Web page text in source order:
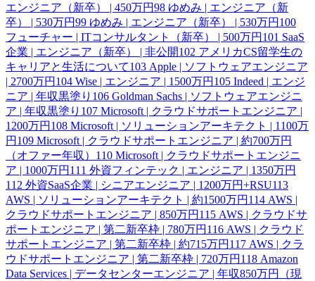
エンジニア（新卒） | 450万円98 ゆめみ | エンジニア（新
卒） | 530万円99 ゆめみ | エンジニア（新卒） | 530万円 100
フューチャー | ITコンサルタント（新卒） | 500万円 101 SaaS
企業 | エンジニア（新卒） | 非公開102 アメリカCS留学生の
キャリアと生活について103 Apple | ソフトウェアエンジニア
| 2700万円 104 Wise | エンジニア | 1500万円 105 Indeed | エンジ
ニア | 年収黒塗り 106 Goldman Sachs | ソフトウェアエンジニ
ア | 年収黒塗り 107 Microsoft | クラウドサポートエンジニア |
1200万円 108 Microsoft | ソリューションアーキテクト | 1100万
円 109 Microsoft | クラウドサポートエンジニア | 約700万円
（オファー年収） 110 Microsoft | クラウドサポートエンジニ
ア | 1000万円 111 外資フィンテック | エンジニア | 1350万円
112 外資SaaS企業 | シニアエンジニア | 1200万円+RSU113
AWS | ソリューションアーキテクト | 約1500万円 114 AWS |
クラウドサポートエンジニア | 850万円 115 AWS | クラウドサ
ポートエンジニア | 第二新卒枠 | 780万円 116 AWS | クラウド
サポートエンジニア | 第二新卒枠 | 約715万円 117 AWS | クラ
ウドサポートエンジニア | 第二新卒枠 | 720万円 118 Amazon
Data Services | データセンターエンジニア | 年収850万円（現